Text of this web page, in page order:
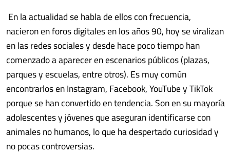
En la actualidad se habla de ellos con frecuencia,
nacieron en foros digitales en los años 90, hoy se viralizan
en las redes sociales y desde hace poco tiempo han
comenzado a aparecer en escenarios públicos (plazas,
parques y escuelas, entre otros). Es muy común
encontrarlos en Instagram, Facebook, YouTube y TikTok
porque se han convertido en tendencia. Son en su mayoría
adolescentes y jóvenes que aseguran identificarse con
animales no humanos, lo que ha despertado curiosidad y
no pocas controversias.